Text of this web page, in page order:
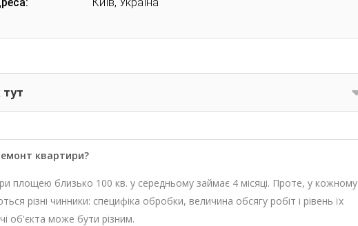
тут
квартири?
площею близько 100 кв. у середньому займає 4 місяці. Проте, у кожному
різні чинники: специфіка обробки, величина обсягу робіт і рівень їх
об'єкта може бути різним.